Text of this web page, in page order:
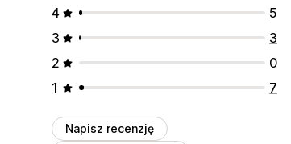
4
5
3
3
2
0
1
7
Napisz recenzję